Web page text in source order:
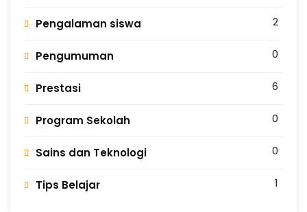
Pengalaman siswa 2
Pengumuman 0
Prestasi 6
Program Sekolah 0
Sains dan Teknologi 0
Tips Belajar 1